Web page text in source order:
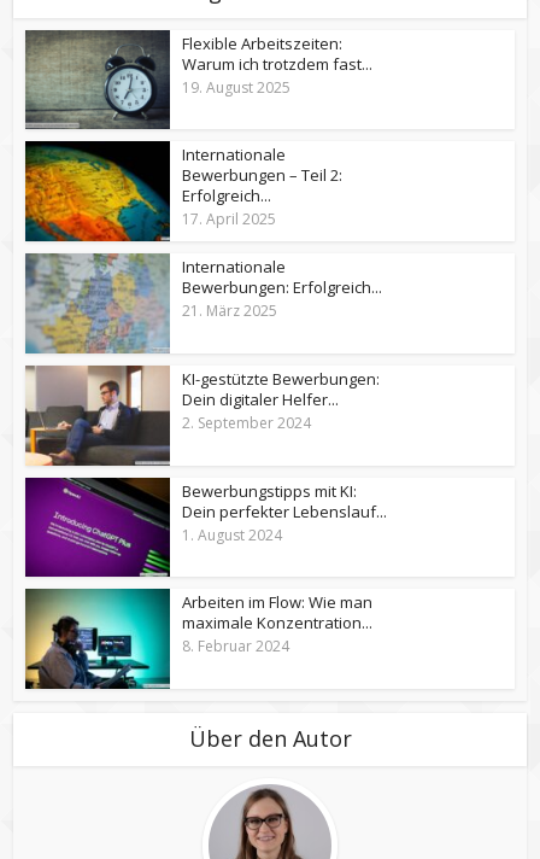
Flexible Arbeitszeiten:
Warum ich trotzdem fast...
19. August 2025
Internationale
Bewerbungen – Teil 2:
Erfolgreich...
17. April 2025
Internationale
Bewerbungen: Erfolgreich...
21. März 2025
KI-gestützte Bewerbungen:
Dein digitaler Helfer...
2. September 2024
Bewerbungstipps mit KI:
Dein perfekter Lebenslauf...
1. August 2024
Arbeiten im Flow: Wie man
maximale Konzentration...
8. Februar 2024
Über den Autor